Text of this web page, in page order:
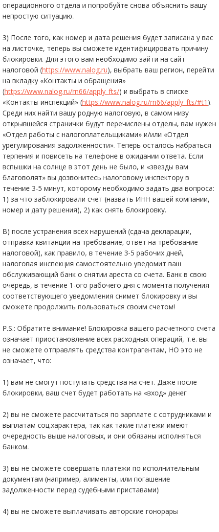
операционного отдела и попробуйте снова объяснить вашу
непростую ситуацию.
3) После того, как номер и дата решения будет записана у вас
на листочке, теперь вы сможете идентифицировать причину
блокировки. Для этого вам необходимо зайти на сайт
налоговой (https://www.nalog.ru), выбрать ваш регион, перейти
на вкладку «Контакты и обращения»
(https://www.nalog.ru/rn66/apply_fts/) и выбрать в списке
«Контакты инспекций» (https://www.nalog.ru/rn66/apply_fts/#t1 ).
Среди них найти вашу родную налоговую, в самом низу
открывшейся странички будут перечислены отделы, вам нужен
«Отдел работы с налогоплательщиками» и/или «Отдел
урегулирования задолженности». Теперь осталось набраться
терпения и повисеть на телефоне в ожидании ответа. Если
вспышки на солнце в этот день не было, и «звезды вам
благоволят» вы дозвонитесь налоговому инспектору в
течение 3-5 минут, которому необходимо задать два вопроса:
1) за что заблокировали счет (назвать ИНН вашей компании,
номер и дату решения), 2) как снять блокировку.
В) после устранения всех нарушений (сдача декларации,
отправка квитанции на требование, ответ на требование
налоговой), как правило, в течение 3-5 рабочих дней,
налоговая инспекция самостоятельно уведомит ваш
обслуживающий банк о снятии ареста со счета. Банк в свою
очередь, в течение 1-ого рабочего дня с момента получения
соответствующего уведомления снимет блокировку и вы
сможете продолжить пользоваться своим счетом!
P.S.: Обратите внимание! Блокировка вашего расчетного счета
означает приостановление всех расходных операций, т.е. вы
не сможете отправлять средства контрагентам, НО это не
означает, что:
1) вам не смогут поступать средства на счет. Даже после
блокировки, ваш счет будет работать на «вход» денег
2) вы не сможете рассчитаться по зарплате с сотрудниками и
выплатам соц.характера, так как такие платежи имеют
очередность выше налоговых, и они обязаны исполняться
банком.
3) вы не сможете совершать платежи по исполнительным
документам (например, алименты, или погашение
задолженности перед судебными приставами)
4) вы не сможете выплачивать авторские гонорары